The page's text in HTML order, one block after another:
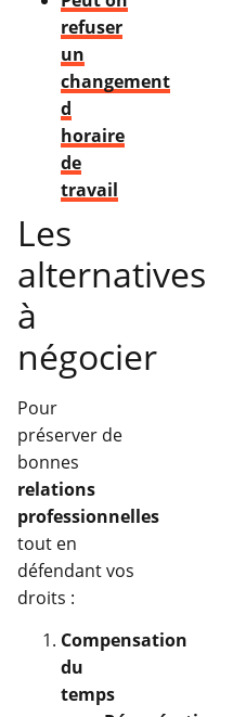
refuser
un
changement
d
horaire
de
travail
Les
alternatives
à
négocier
Pour
préserver de
bonnes
relations
professionnelles
tout en
défendant vos
droits :
Compensation
du
temps